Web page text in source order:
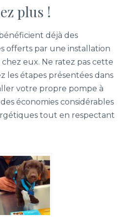
plus !
déjà des
offerts par une installation
eux. Ne ratez pas cette
les étapes présentées dans
votre propre pompe à
économies considérables
tout en respectant